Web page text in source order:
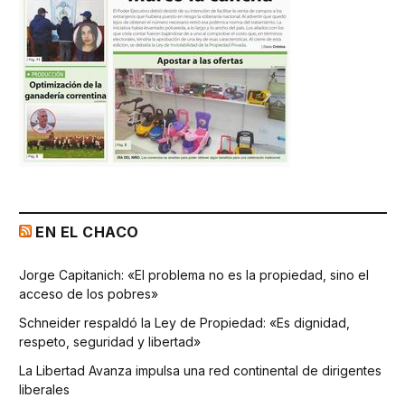
EN EL CHACO
Jorge Capitanich: «El problema no es la propiedad, sino el
acceso de los pobres»
Schneider respaldó la Ley de Propiedad: «Es dignidad,
respeto, seguridad y libertad»
La Libertad Avanza impulsa una red continental de dirigentes
liberales